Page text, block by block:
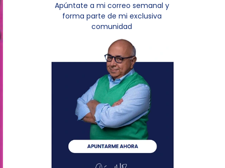
Apúntate a mi correo semanal y
forma parte de mi exclusiva
comunidad